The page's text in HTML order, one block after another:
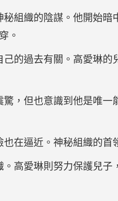
秘組織的陰謀。他開始
。
己的過去有關。高愛琳
，但也意識到他是唯一
在逼近。神秘組織的
。高愛琳則努力保護兒